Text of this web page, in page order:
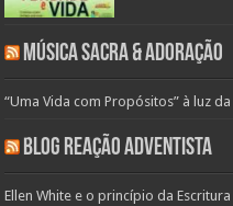
Música Sacra & Adoração
“Uma Vida com Propósitos” à luz
Blog Reação Adventista
Ellen White e o princípio da